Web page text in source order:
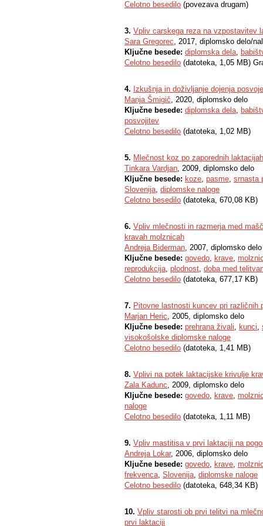
Celotno besedilo (povezava drugam)
3. Vpliv carskega reza na vzpostavitev
Sara Gregorec, 2017, diplomsko delo/
Ključne besede: diplomska dela,
Celotno besedilo (datoteka, 1,05 MB)
4. Izkušnja in doživljanje dojenja
Manja Šmigič, 2020, diplomsko delo
Ključne besede: diplomska dela,
posvojitev
Celotno besedilo (datoteka, 1,02 MB)
5. Mlečnost koz po zaporednih laktacijah
Tinkara Vardjan, 2009, diplomsko delo
Ključne besede: koze, pasme, srnasta
Slovenija, diplomske naloge
Celotno besedilo (datoteka, 670,08 KB)
6. Vpliv mlečnosti in razmerja med
kravah molznicah
Andreja Biderman, 2007, diplomsko delo
Ključne besede: govedo, krave,
reprodukcija, plodnost, doba med
Celotno besedilo (datoteka, 677,17 KB)
7. Pitovne lastnosti kuncev pri različnih
Marjan Heric, 2005, diplomsko delo
Ključne besede: prehrana živali, kunci,
visokošolske diplomske naloge
Celotno besedilo (datoteka, 1,41 MB)
8. Vplivi na potek laktacijske krivulje
Zala Kadunc, 2009, diplomsko delo
Ključne besede: govedo, krave,
naloge
Celotno besedilo (datoteka, 1,11 MB)
9. Vpliv mastitisa v prvi laktaciji na
Andreja Lokar, 2006, diplomsko delo
Ključne besede: govedo, krave,
frekvenca, Slovenija, diplomske naloge
Celotno besedilo (datoteka, 648,34 KB)
10. Vpliv starosti ob prvi telitvi na
prvi laktaciji